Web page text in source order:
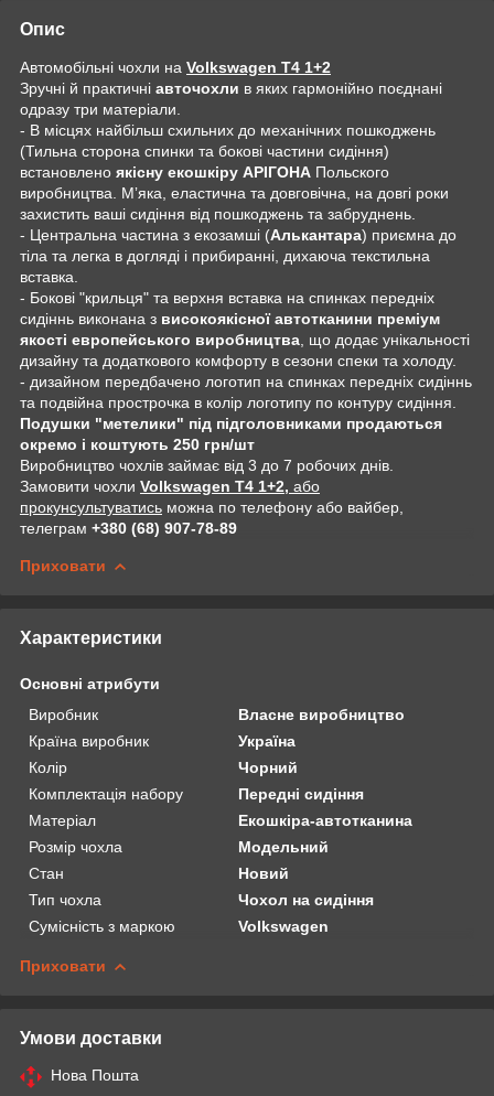
Опис
Автомобільні чохли на Volkswagen T4 1+2
Зручні й практичні авточохли в яких гармонійно поєднані
одразу три матеріали.
- В місцях найбільш схильних до механічних пошкоджень
(Тильна сторона спинки та бокові частини сидіння)
встановлено якісну екошкіру АРІГОНА Польского
виробництва. Мʼяка, еластична та довговічна, на довгі роки
захистить ваші сидіння від пошкоджень та забруднень.
- Центральна частина з екозамші (Алькантара) приємна до
тіла та легка в догляді і прибиранні, дихаюча текстильна
вставка.
- Бокові "крильця" та верхня вставка на спинках передніх
сидіннь виконана з високоякісної автотканини преміум
якості европейського виробництва , що додає унікальності
дизайну та додаткового комфорту в сезони спеки та холоду.
- дизайном передбачено логотип на спинках передніх сидіннь
та подвійна прострочка в колір логотипу по контуру сидіння.
Подушки "метелики" під підголовниками продаються
окремо і коштують 250 грн/шт
Виробництво чохлів займає від 3 до 7 робочих днів.
Замовити чохли Volkswagen T4 1+2, або
прокунсультуватись можна по телефону або вайбер,
телеграм +380 (68) 907-78-89
Приховати
Характеристики
Основні атрибути
Виробник
Власне виробництво
Країна виробник
Україна
Колір
Чорний
Комплектація набору
Передні сидіння
Матеріал
Екошкіра-автотканина
Розмір чохла
Модельний
Стан
Новий
Тип чохла
Чохол на сидіння
Сумісність з маркою
Volkswagen
Приховати
Умови доставки
Нова Пошта